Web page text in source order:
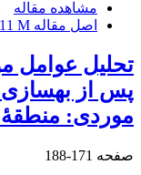
مشاهده مقاله
اصل مقاله M
تحلیل عوامل
پس از
موردی: منطقۀ 12 تهران)
صفحه 171-188